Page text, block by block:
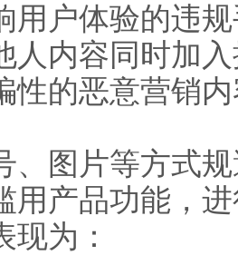
用户体验的违
人内容同时加
性的恶意营销
、图片等方式
用产品功能，
现为：